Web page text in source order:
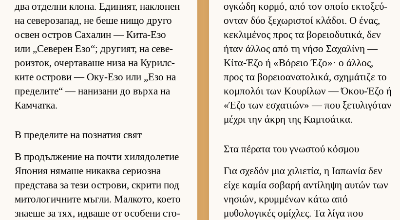
два от­делни кло­на. Еди­ни­ят, нак­ло­нен
на се­ве­ро­за­пад, не беше нищо друго
ос­вен ос­т­ров Са­ха­лин — Ки­та-Езо
или „Се­ве­рен Езо“; дру­ги­ят, на се­ве­
ро­из­ток, очер­та­ваше низа на Ку­рил­с­
ките ос­т­рови — Оку-Езо или „Езо на
пре­де­ли­те“ — на­ни­зани до върха на
Кам­чат­ка.
В пределите на познатия свят
В про­дъл­же­ние на почти хи­ля­до­ле­тие
Япо­ния ня­маше ни­каква се­ри­озна
пред­с­тава за тези ос­т­ро­ви, скрити под
ми­то­ло­гич­ните мъг­ли. Мал­ко­то, ко­ето
зна­еше за тях, ид­ваше от осо­бени сто­
ογκώδη κορ­μό, από τον οποίο εκτοξεύ­
ονταν δύο ξεχωριστοί κλάδοι. Ο ένας,
κεκλιμένος προς τα βορειο­δυτικά, δεν
ήταν άλ­λος από τη νήσο Σαχαλίνη —
Κίτα-Έζο ή «Βόρειο Έζο»· ο άλ­λος,
προς τα βορειο­ανατολικά, σχημάτιζε το
κομπολόι των Κου­ρίλων — Όκου-Έζο ή
«Έζο των εσχατιών» — που ξετυλιγόταν
μέχρι την άκρη της Καμ­τσάτ­κα.
Στα πέρατα του γνωστού κόσμου
Για σχεδόν μια χιλιε­τία, η Ια­πωνία δεν
είχε καμία σοβαρή αντίληψη αυ­τών των
νησιών, κρυμ­μένων κάτω από
μυθολογικές ομίχλες. Τα λίγα που